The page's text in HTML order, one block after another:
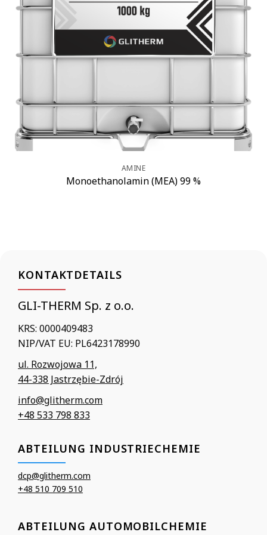
AMINE
Monoethanolamin (MEA) 99 %
KONTAKTDETAILS
GLI-THERM Sp. z o.o.
KRS: 0000409483
NIP/VAT EU: PL6423178990
ul. Rozwojowa 11,
44-338 Jastrzębie-Zdrój
info@glitherm.com
+48 533 798 833
ABTEILUNG INDUSTRIECHEMIE
dcp@glitherm.com
+48 510 709 510
ABTEILUNG AUTOMOBILCHEMIE